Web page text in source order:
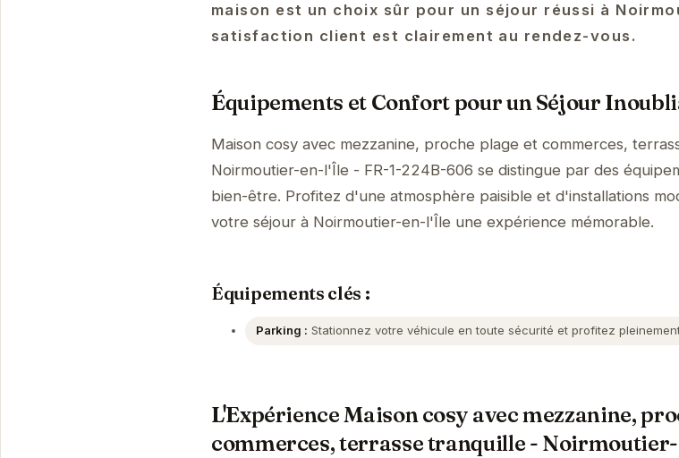
maison est un choix sûr pour un séjour réussi à
satisfaction client est clairement au rendez-vous.
Équipements et Confort pour un Séjour
Maison cosy avec mezzanine, proche plage et commerces,
Noirmoutier-en-l'Île - FR-1-224B-606 se distingue par des
bien-être. Profitez d'une atmosphère paisible et d'installations
votre séjour à Noirmoutier-en-l'Île une expérience mémorable.
Équipements clés :
Parking : Stationnez votre véhicule en toute sécurité et profitez
L'Expérience Maison cosy avec mezzanine,
commerces, terrasse tranquille -